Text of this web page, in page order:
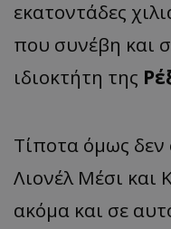
εκατοντάδες
που συνέβη και
ιδιοκτήτη της
Τίποτα όμως δεν
Λιονέλ Μέσι και
ακόμα και σε